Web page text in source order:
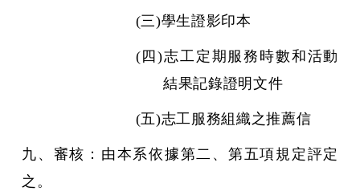
(三)學生證影印本
(四)志工定期服務時數和活動
結果記錄證明文件
(五)志工服務組織之推薦信
九、審核：由本系依據第二、第五項規定評定
之。